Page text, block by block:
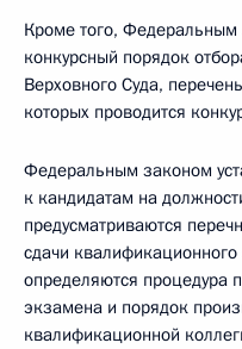
Кроме того,
конкурсный порядок
Верховного Суда,
которых проводится
Федеральным законом
к кандидатам на
предусматриваются
сдачи
определяются процедура
экзамена и порядок
квалификационной